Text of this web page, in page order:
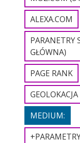
ALEXA.COM
PARANETRY
GŁÓWNA)
PAGE RANK
GEOLOKACJA
MEDIUM: